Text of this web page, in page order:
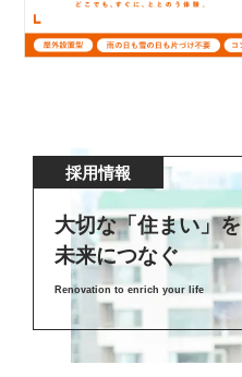
採用情報
大切な「住まい」を
未来につなぐ
Renovation to enrich your life